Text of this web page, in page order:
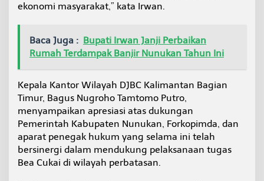
ekonomi masyarakat,” kata Irwan.
Baca Juga : Bupati Irwan Janji Perbaikan
Rumah Terdampak Banjir Nunukan Tahun Ini
Kepala Kantor Wilayah DJBC Kalimantan Bagian
Timur, Bagus Nugroho Tamtomo Putro,
menyampaikan apresiasi atas dukungan
Pemerintah Kabupaten Nunukan, Forkopimda, dan
aparat penegak hukum yang selama ini telah
bersinergi dalam mendukung pelaksanaan tugas
Bea Cukai di wilayah perbatasan.